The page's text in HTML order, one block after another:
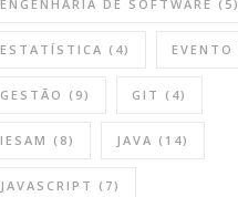
ENGENHARIA DE SOFTWARE (5)
ESTATÍSTICA (4) EVENTO
GESTÃO (9) GIT (4)
IESAM (8) JAVA (14)
JAVASCRIPT (7)